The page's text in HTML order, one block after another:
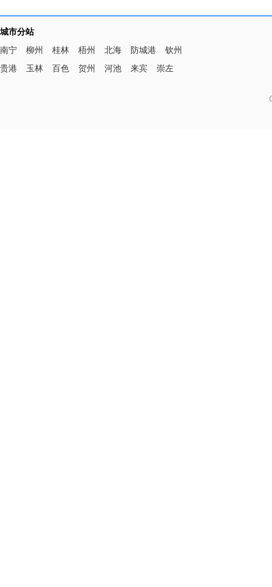
城市分站
南宁
柳州 桂林 梧州 北海 防城港
钦州
贵港
玉林 百色 贺州 河池 来宾 崇左